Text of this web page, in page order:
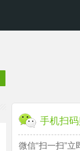
手机扫
微信“扫一扫”立